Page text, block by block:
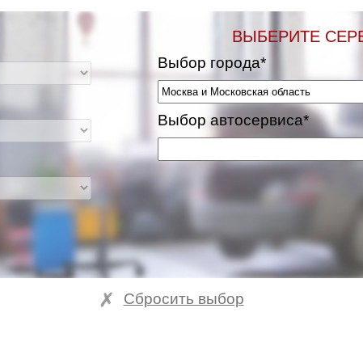
ВЫБЕРИТЕ
Выбор города*
Выбор автосервиса*
Сбросить выбор